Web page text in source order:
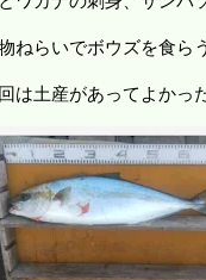
ねらいでボウズを食ら
は土産があってよかった